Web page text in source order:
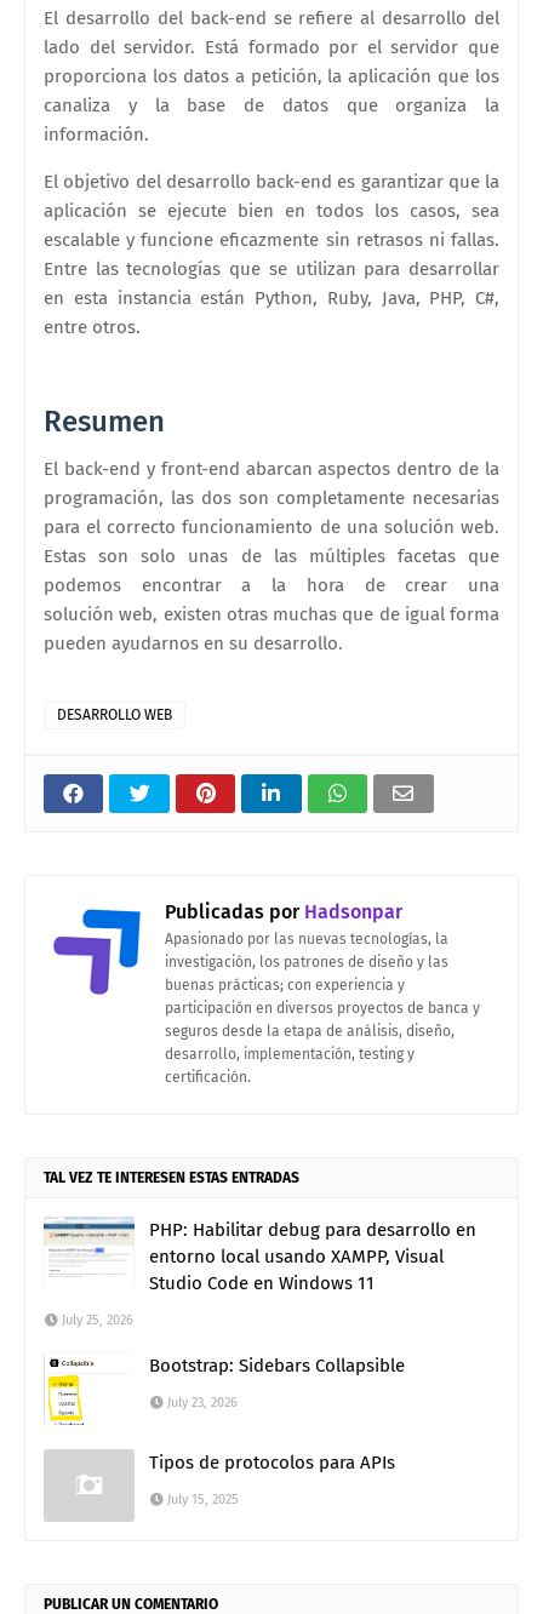
El desarrollo del back-end se refiere al desarrollo del
lado del servidor. Está formado por el servidor que
proporciona los datos a petición, la aplicación que los
canaliza y la base de datos que organiza la
información.
El objetivo del desarrollo back-end es garantizar que la
aplicación se ejecute bien en todos los casos, sea
escalable y funcione eficazmente sin retrasos ni fallas.
Entre las tecnologías que se utilizan para desarrollar
en esta instancia están Python, Ruby, Java, PHP, C#,
entre otros.
Resumen
El back-end y front-end abarcan aspectos dentro de la
programación, las dos son completamente necesarias
para el correcto funcionamiento de una solución web.
Estas son solo unas de las múltiples facetas que
podemos encontrar a la hora de crear una
solución web, existen otras muchas que de igual forma
pueden ayudarnos en su desarrollo.
DESARROLLO WEB
Publicadas porHadsonpar
Apasionado por las nuevas tecnologías, la
investigación, los patrones de diseño y las
buenas prácticas; con experiencia y
participación en diversos proyectos de banca y
seguros desde la etapa de análisis, diseño,
desarrollo, implementación, testing y
certificación.
TAL VEZ TE INTERESEN ESTAS ENTRADAS
PHP: Habilitar debug para desarrollo en
entorno local usando XAMPP, Visual
Studio Code en Windows 11
July 25, 2026
Bootstrap: Sidebars Collapsible
July 23, 2026
Tipos de protocolos para APIs
July 15, 2025
PUBLICAR UN COMENTARIO